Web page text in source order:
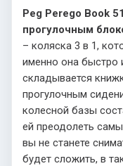
Peg Perego Book
прогулочным
– коляска 3 в 1,
именно она быстро
складывается
прогулочным
колесной базы
ей преодолеть
вы не станете
будет сложить, в